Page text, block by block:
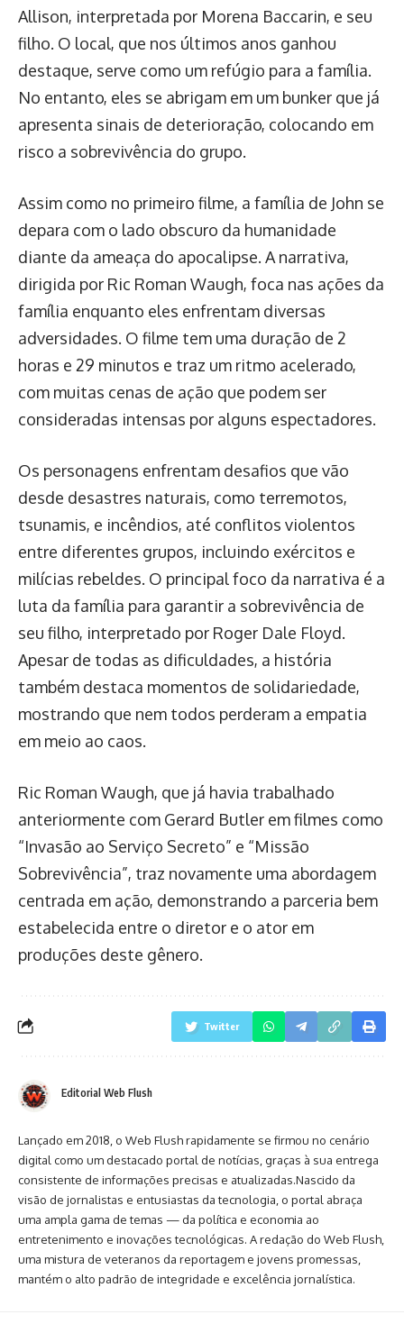
Allison, interpretada por Morena Baccarin, e seu
filho. O local, que nos últimos anos ganhou
destaque, serve como um refúgio para a família.
No entanto, eles se abrigam em um bunker que já
apresenta sinais de deterioração, colocando em
risco a sobrevivência do grupo.
Assim como no primeiro filme, a família de John se
depara com o lado obscuro da humanidade
diante da ameaça do apocalipse. A narrativa,
dirigida por Ric Roman Waugh, foca nas ações da
família enquanto eles enfrentam diversas
adversidades. O filme tem uma duração de 2
horas e 29 minutos e traz um ritmo acelerado,
com muitas cenas de ação que podem ser
consideradas intensas por alguns espectadores.
Os personagens enfrentam desafios que vão
desde desastres naturais, como terremotos,
tsunamis, e incêndios, até conflitos violentos
entre diferentes grupos, incluindo exércitos e
milícias rebeldes. O principal foco da narrativa é a
luta da família para garantir a sobrevivência de
seu filho, interpretado por Roger Dale Floyd.
Apesar de todas as dificuldades, a história
também destaca momentos de solidariedade,
mostrando que nem todos perderam a empatia
em meio ao caos.
Ric Roman Waugh, que já havia trabalhado
anteriormente com Gerard Butler em filmes como
“Invasão ao Serviço Secreto” e “Missão
Sobrevivência”, traz novamente uma abordagem
centrada em ação, demonstrando a parceria bem
estabelecida entre o diretor e o ator em
produções deste gênero.
Twitter
Editorial Web Flush
Lançado em 2018, o Web Flush rapidamente se firmou no cenário
digital como um destacado portal de notícias, graças à sua entrega
consistente de informações precisas e atualizadas.Nascido da
visão de jornalistas e entusiastas da tecnologia, o portal abraça
uma ampla gama de temas — da política e economia ao
entretenimento e inovações tecnológicas. A redação do Web Flush,
uma mistura de veteranos da reportagem e jovens promessas,
mantém o alto padrão de integridade e excelência jornalística.